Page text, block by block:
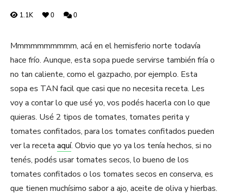
1.1K 0 0
Mmmmmmmmmm, acá en el hemisferio norte todavía
hace frío. Aunque, esta sopa puede servirse también fría o
no tan caliente, como el gazpacho, por ejemplo. Esta
sopa es TAN facil que casi que no necesita receta. Les
voy a contar lo que usé yo, vos podés hacerla con lo que
quieras. Usé 2 tipos de tomates, tomates perita y
tomates confitados, para los tomates confitados pueden
ver la receta aquí. Obvio que yo ya los tenía hechos, si no
tenés, podés usar tomates secos, lo bueno de los
tomates confitados o los tomates secos en conserva, es
que tienen muchísimo sabor a ajo, aceite de oliva y hierbas.